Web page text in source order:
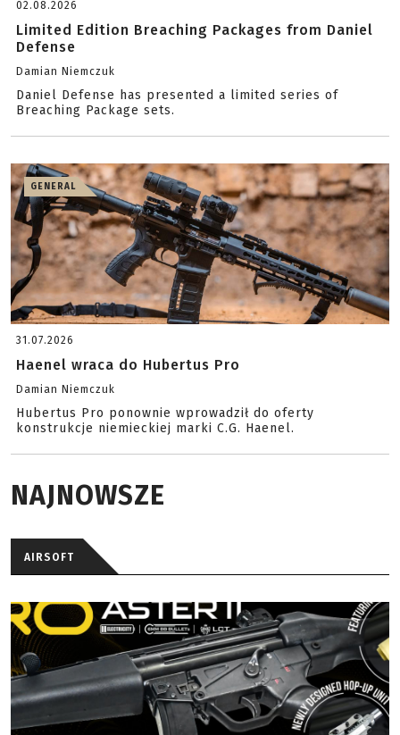
02.08.2026
Limited Edition Breaching Packages from Daniel
Defense
Damian Niemczuk
Daniel Defense has presented a limited series of
Breaching Package sets.
GENERAL
31.07.2026
Haenel wraca do Hubertus Pro
Damian Niemczuk
Hubertus Pro ponownie wprowadził do oferty
konstrukcje niemieckiej marki C.G. Haenel.
NAJNOWSZE
AIRSOFT